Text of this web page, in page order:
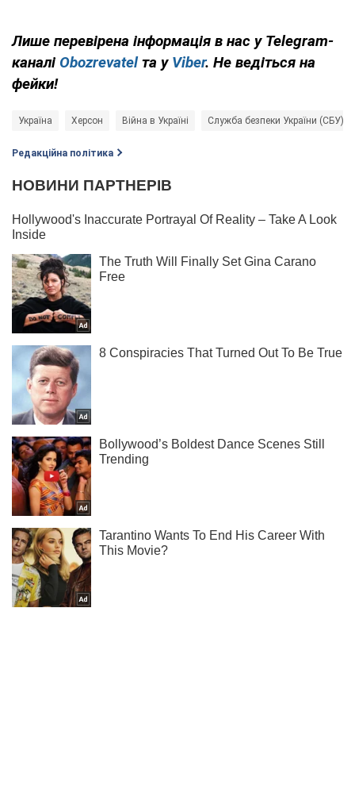
Лише перевірена інформація в нас у Telegram-
каналі Obozrevatelта у Viber. Не ведіться на
фейки!
Україна Херсон Війна в Україні Служба безпеки України (СБУ)
Редакційна політика